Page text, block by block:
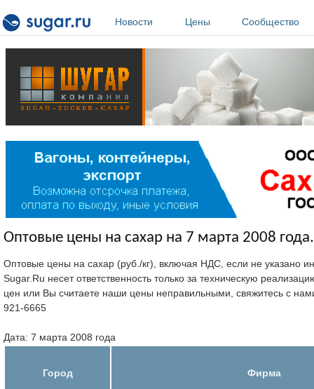
Новости
Цены Сообщество
Оптовые цены на сахар на 7 марта 2008 года.
Оптовые цены на сахар (руб./кг), включая НДС, если не указано
Sugar.Ru несет ответственность только за техническую
цен или Вы считаете наши цены неправильными, свяжитесь с
921-6665
Дата: 7 марта 2008 года
Город Фирма